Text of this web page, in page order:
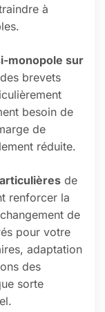
à
monopole sur
brevets
besoin de
de
réduite.
de
renforcer la
de
pour votre
adaptation
des
sorte